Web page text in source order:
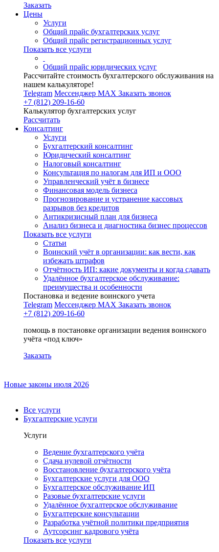
Заказать
Цены
Услуги
Общий прайс бухгалтерских услуг
Общий прайс регистрационных услуг
Показать все услуги
Общий прайс юридических услуг
Рассчитайте стоимость бухгалтерского обслуживания на
нашем калькуляторе!
Telegram Мессенджер MAX Заказать звонок
+7 (812) 209-16-60
Калькулятор бухгалтерских услуг
Рассчитать
Консалтинг
Услуги
Бухгалтерский консалтинг
Юридический консалтинг
Налоговый консалтинг
Консультация по налогам для ИП и ООО
Управленческий учёт в бизнесе
Финансовая модель бизнеса
Прогнозирование и устранение кассовых
разрывов без кредитов
Антикризисный план для бизнеса
Анализ бизнеса и диагностика бизнес процессов
Показать все услуги
Статьи
Воинский учёт в организации: как вести, как
избежать штрафов
Отчётность ИП: какие документы и когда сдавать
Удалённое бухгалтерское обслуживание:
преимущества и особенности
Постановка и ведение воинского учета
Telegram Мессенджер MAX Заказать звонок
+7 (812) 209-16-60
помощь в постановке организации ведения воинского
учёта «под ключ»
Заказать
Новые законы июля 2026
Все услуги
Бухгалтерские услуги
Услуги
Ведение бухгалтерского учёта
Сдача нулевой отчётности
Восстановление бухгалтерского учёта
Бухгалтерские услуги для ООО
Бухгалтерское обслуживание ИП
Разовые бухгалтерские услуги
Удалённое бухгалтерское обслуживание
Бухгалтерские консультации
Разработка учётной политики предприятия
Аутсорсинг кадрового учёта
Показать все услуги